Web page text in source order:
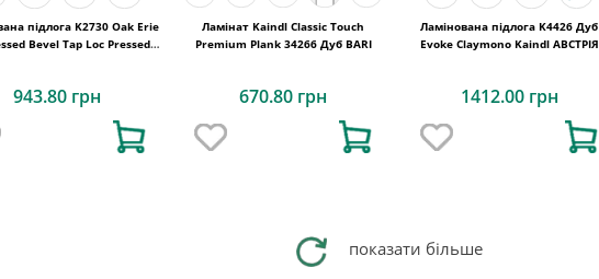
підлога K2730 Oak Erie
Bevel Tap Loc Pressed
943.80 грн
Ламінат Kaindl Classic Touch
Premium Plank 34266 Дуб BARI
670.80 грн
Ламінована підлога K4426 Дуб
Evoke Claymono Kaindl АВСТРІЯ
1412.00 грн
показати більше